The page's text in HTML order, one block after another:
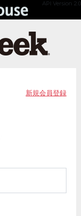
API Version 2.0
新規会員登録